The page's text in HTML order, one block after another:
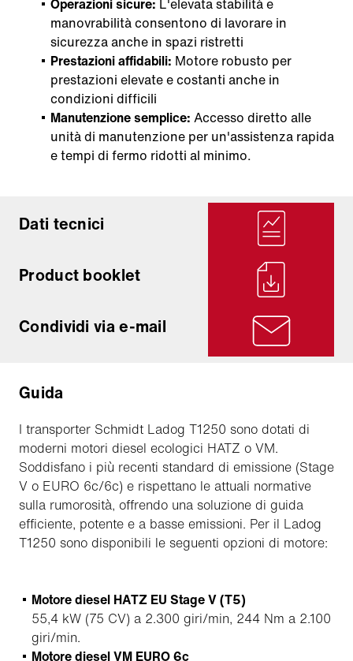
Operazioni sicure: L'elevata stabilità e
manovrabilità consentono di lavorare in
sicurezza anche in spazi ristretti
Prestazioni affidabili: Motore robusto per
prestazioni elevate e costanti anche in
condizioni difficili
Manutenzione semplice: Accesso diretto alle
unità di manutenzione per un'assistenza rapida
e tempi di fermo ridotti al minimo.
Dati tecnici
Product booklet
Condividi via e-mail
Guida
I transporter Schmidt Ladog T1250 sono dotati di
moderni motori diesel ecologici HATZ o VM.
Soddisfano i più recenti standard di emissione (Stage
V o EURO 6c/6c) e rispettano le attuali normative
sulla rumorosità, offrendo una soluzione di guida
efficiente, potente e a basse emissioni. Per il Ladog
T1250 sono disponibili le seguenti opzioni di motore:
Motore diesel HATZ EU Stage V (T5)
55,4 kW (75 CV) a 2.300 giri/min, 244 Nm a 2.100
giri/min.
Motore diesel VM EURO 6c